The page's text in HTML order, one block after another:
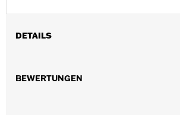
DETAILS
Nicht für Trike Modelle.
BEWERTUNGEN